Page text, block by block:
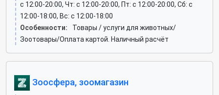
c 12:00-20:00, Чт: c 12:00-20:00, Пт: c 12:00-20:00, Сб: c
12:00-18:00, Вс: c 12:00-18:00
Особенности:
Товары / услуги для животных/
Зоотовары/Оплата картой. Наличный расчёт
Зоосфера, зоомагазин